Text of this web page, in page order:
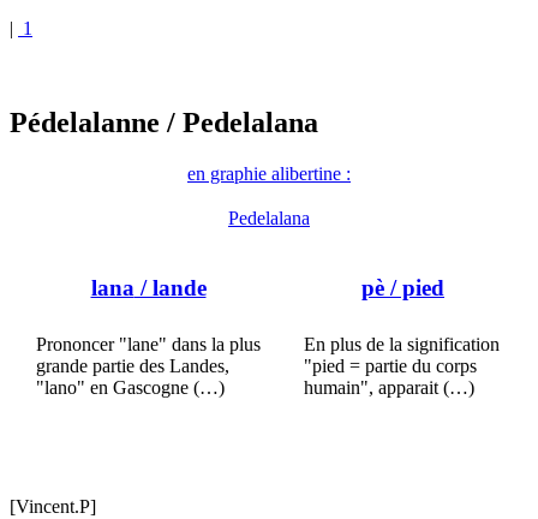
| 1
Pédelalanne / Pedelalana
en graphie alibertine :
Pedelalana
lana / lande
Prononcer "lane" dans la plus
grande partie des Landes,
"lano" en Gascogne (…)
pè / pied
En plus de la signification
"pied = partie du corps
humain", apparait (…)
[Vincent.P]